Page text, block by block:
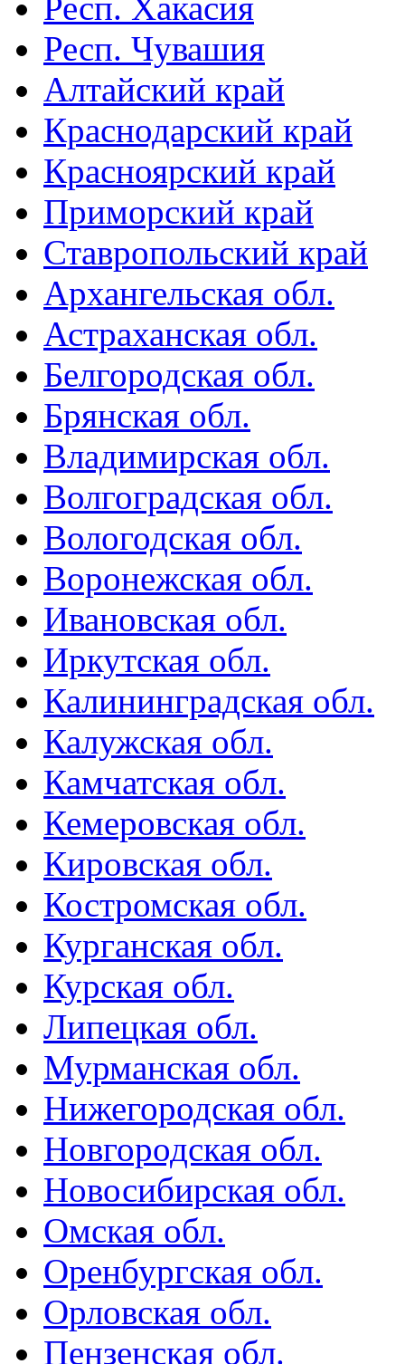
Респ. Хакасия
Респ. Чувашия
Алтайский край
Краснодарский край
Красноярский край
Приморский край
Ставропольский край
Архангельская обл.
Астраханская обл.
Белгородская обл.
Брянская обл.
Владимирская обл.
Волгоградская обл.
Вологодская обл.
Воронежская обл.
Ивановская обл.
Иркутская обл.
Калининградская обл.
Калужская обл.
Камчатская обл.
Кемеровская обл.
Кировская обл.
Костромская обл.
Курганская обл.
Курская обл.
Липецкая обл.
Мурманская обл.
Нижегородская обл.
Новгородская обл.
Новосибирская обл.
Омская обл.
Оренбургская обл.
Орловская обл.
Пензенская обл.